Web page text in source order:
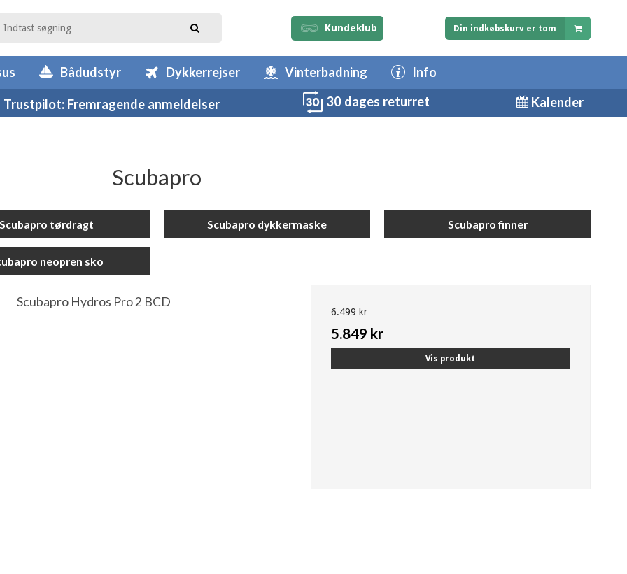
Kundeklub Din indkøbskurv er tom
Bådudstyr Dykkerrejser Vinterbadning Info
Trustpilot: Fremragende anmeldelser 30 dages returret Kalender
Scubapro
Scubapro tørdragt Scubapro dykkermaske Scubapro finner
neopren sko
Scubapro Hydros Pro 2 BCD
6.499 kr
5.849 kr
Vis produkt